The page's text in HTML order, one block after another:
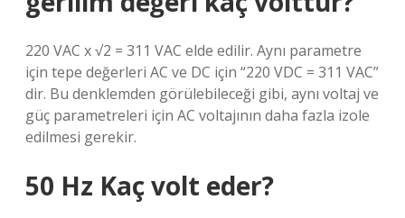
220 VAC x √2 = 311 VAC elde edilir. Aynı parametre
için tepe değerleri AC ve DC için “220 VDC = 311 VAC”
dir. Bu denklemden görülebileceği gibi, aynı voltaj ve
güç parametreleri için AC voltajının daha fazla izole
edilmesi gerekir.
50 Hz Kaç volt eder?